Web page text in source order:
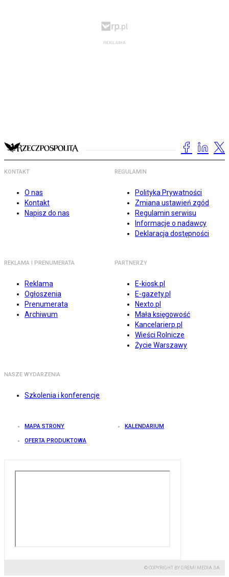
KONTAKT
O nas
Kontakt
Napisz do nas
REGULAMIN
Polityka Prywatności
Zmiana ustawień zgód
Regulamin serwisu
Informacje o nadawcy
Deklaracja dostępności
REKLAMA I PRENUMERATA
Reklama
Ogłoszenia
Prenumerata
Archiwum
PARTNERZY
E-kiosk.pl
E-gazety.pl
Nexto.pl
Mała księgowość
Kancelarierp.pl
Wieści Rolnicze
Życie Warszawy
NASZE WYDARZENIA
Szkolenia i konferencje
MAPA STRONY KALENDARIUM
OFERTA PRODUKTOWA
© COPYRIGHT BY GREMI MEDIA SA